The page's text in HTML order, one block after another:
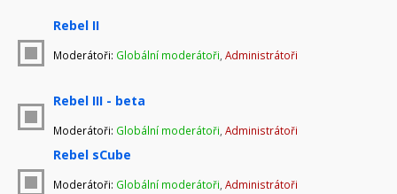
Rebel II
Moderátoři: Globální moderátoři Administrátoři
Rebel III - beta
Moderátoři: Globální moderátoři Administrátoři
Rebel sCube
Moderátoři: Globální moderátoři Administrátoři